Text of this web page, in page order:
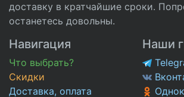
доставку в кратчайшие сроки.
останетесь довольны.
Навигация
Что выбрать?
Скидки
Доставка, оплата
Наши